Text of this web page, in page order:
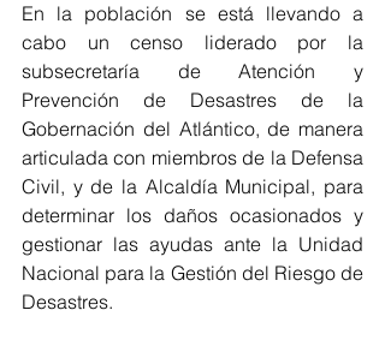
En la población se está llevando a
cabo un censo liderado por la
subsecretaría de Atención y
Prevención de Desastres de la
Gobernación del Atlántico, de manera
articulada con miembros de la Defensa
Civil, y de la Alcaldía Municipal, para
determinar los daños ocasionados y
gestionar las ayudas ante la Unidad
Nacional para la Gestión del Riesgo de
Desastres.